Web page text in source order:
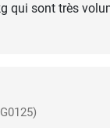
qui sont très